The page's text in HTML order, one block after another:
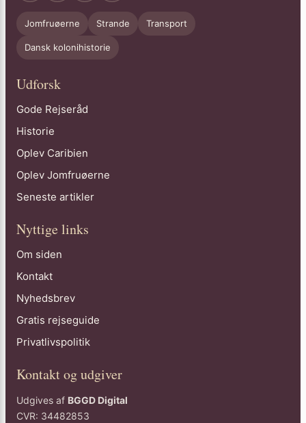
Jomfruøerne Strande Transport
Dansk kolonihistorie
Udforsk
Gode Rejseråd
Historie
Oplev Caribien
Oplev Jomfruøerne
Seneste artikler
Nyttige links
Om siden
Kontakt
Nyhedsbrev
Gratis rejseguide
Privatlivspolitik
Kontakt og udgiver
Udgives af BGGD Digital
CVR: 34482853